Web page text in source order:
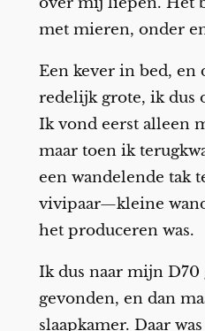
met mieren, onder
Een kever in bed, en
redelijk grote, ik dus
Ik vond eerst alleen
maar toen ik
een wandelende tak
vivipaar—kleine
het produceren was.
Ik dus naar mijn D70
gevonden, en dan
slaapkamer. Daar